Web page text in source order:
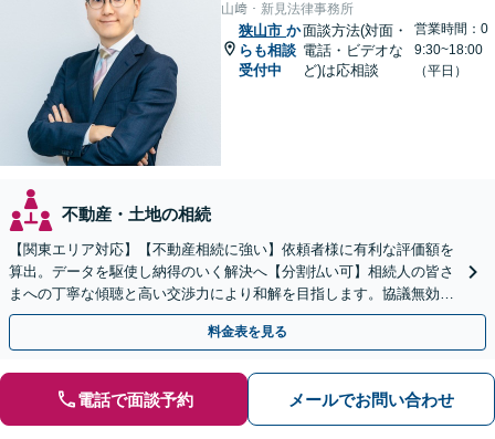
山﨑・新見法律事務所
狭山市 か
らも相談
受付中
面談方法(対面・
電話・ビデオな
ど)は応相談
営業時間：0
9:30~18:00
（平日）
不動産・土地の相続
【関東エリア対応】【不動産相続に強い】依頼者様に有利な評価額を
算出。データを駆使し納得のいく解決へ【分割払い可】相続人の皆さ
まへの丁寧な傾聴と高い交渉力により和解を目指します。協議無効確
認／遺言無効確認など、複雑な訴訟も実績豊富【夜間対応】
料金表を見る
電話で面談予約 メールでお問い合わせ